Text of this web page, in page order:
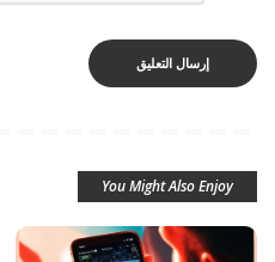
You Might Also Enjoy